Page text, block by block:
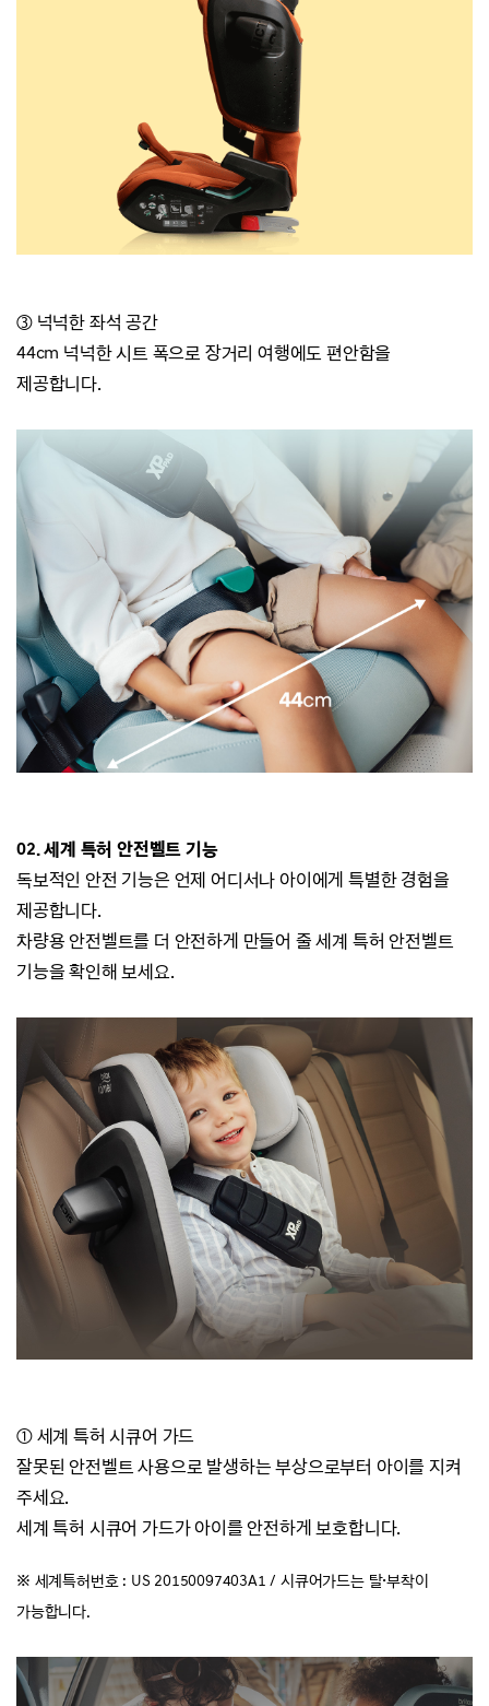
③ 넉넉한 좌석 공간
44cm 넉넉한 시트 폭으로 장거리 여행에도 편안함을
제공합니다.
02. 세계 특허 안전벨트 기능
독보적인 안전 기능은 언제 어디서나아이에게 특별한 경험을
제공합니다.
차량용 안전벨트를 더 안전하게 만들어 줄 세계 특허 안전벨트
기능을 확인해 보세요.
① 세계 특허 시큐어 가드
잘못된 안전벨트 사용으로 발생하는 부상으로부터 아이를 지켜
주세요.
세계 특허 시큐어 가드가 아이를 안전하게 보호합니다.
※ 세계특허번호 : US 20150097403A1 / 시큐어가드는 탈·부착이
가능합니다.